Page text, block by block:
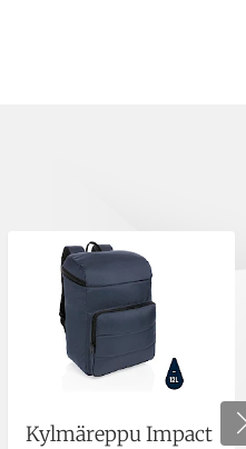
Kylmäreppu Impact